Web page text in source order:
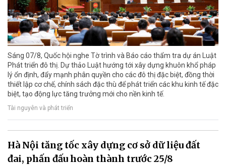
Sáng 07/8, Quốc hội nghe Tờ trình và Báo cáo thẩm tra dự án Luật
Phát triển đô thị. Dự thảo Luật hướng tới xây dựng khuôn khổ pháp
lý ổn định, đẩy mạnh phân quyền cho các đô thị đặc biệt, đồng thời
thiết lập cơ chế, chính sách đặc thù để phát triển các khu kinh tế đặc
biệt, tạo động lực tăng trưởng mới cho nền kinh tế.
Tài nguyên và phát triển
Hà Nội tăng tốc xây dựng cơ sở dữ liệu đất
đai, phấn đấu hoàn thành trước 25/8